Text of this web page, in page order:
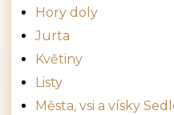
Hory doly
Jurta
Květiny
Listy
Města, vsi a vísky